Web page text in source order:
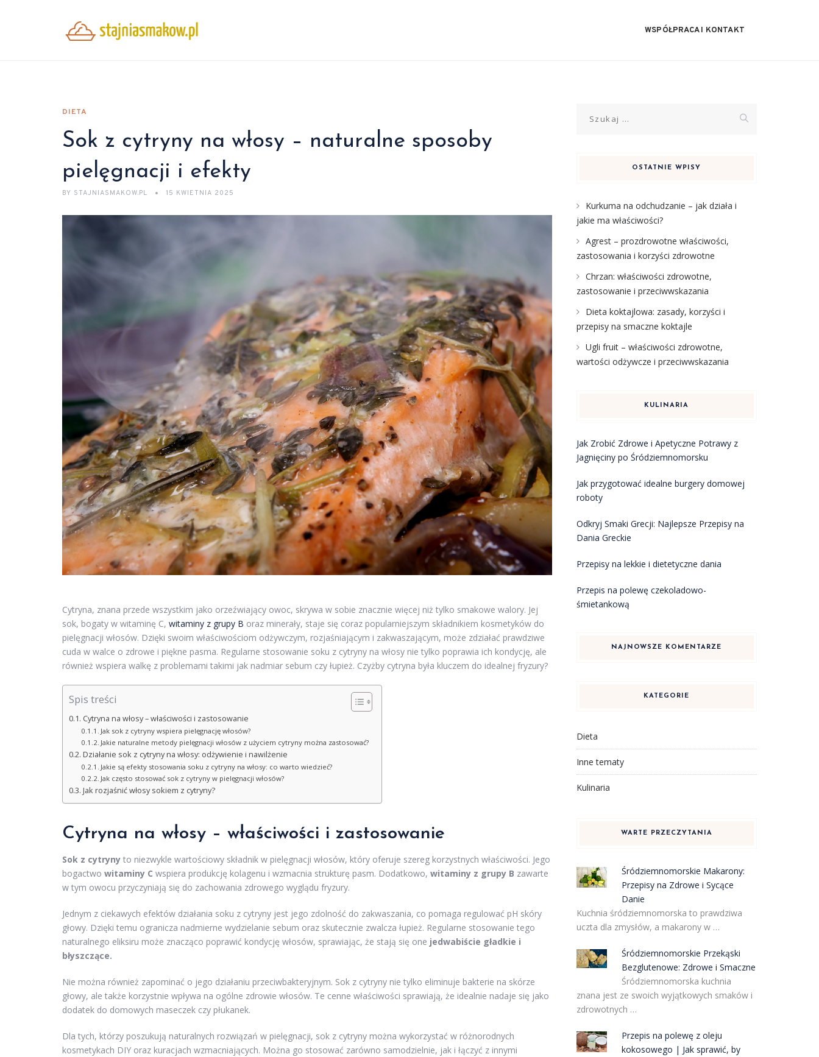
WSPÓŁPRACA I KONTAKT
DIETA
Sok z cytryny na włosy – naturalne sposoby
pielęgnacji i efekty
BY STAJNIASMAKOW.PL 15 KWIETNIA 2025
Cytryna, znana przede wszystkim jako orzeźwiający owoc, skrywa w sobie znacznie więcej niż tylko smakowe walory. Jej
sok, bogaty w witaminę C, witaminy z grupy B oraz minerały, staje się coraz popularniejszym składnikiem kosmetyków do
pielęgnacji włosów. Dzięki swoim właściwościom odżywczym, rozjaśniającym i zakwaszającym, może zdziałać prawdziwe
cuda w walce o zdrowe i piękne pasma. Regularne stosowanie soku z cytryny na włosy nie tylko poprawia ich kondycję, ale
również wspiera walkę z problemami takimi jak nadmiar sebum czy łupież. Czyżby cytryna była kluczem do idealnej fryzury?
Spis treści
Cytryna na włosy – właściwości i zastosowanie
Jak sok z cytryny wspiera pielęgnację włosów?
Jakie naturalne metody pielęgnacji włosów z użyciem cytryny można zastosować?
Działanie sok z cytryny na włosy: odżywienie i nawilżenie
Jakie są efekty stosowania soku z cytryny na włosy: co warto wiedzieć?
Jak często stosować sok z cytryny w pielęgnacji włosów?
Jak rozjaśnić włosy sokiem z cytryny?
Cytryna na włosy – właściwości i zastosowanie
Sok z cytryny to niezwykle wartościowy składnik w pielęgnacji włosów, który oferuje szereg korzystnych właściwości. Jego
bogactwo witaminy C wspiera produkcję kolagenu i wzmacnia strukturę pasm. Dodatkowo, witaminy z grupy B zawarte
w tym owocu przyczyniają się do zachowania zdrowego wyglądu fryzury.
Jednym z ciekawych efektów działania soku z cytryny jest jego zdolność do zakwaszania, co pomaga regulować pH skóry
głowy. Dzięki temu ogranicza nadmierne wydzielanie sebum oraz skutecznie zwalcza łupież. Regularne stosowanie tego
naturalnego eliksiru może znacząco poprawić kondycję włosów, sprawiając, że stają się one jedwabiście gładkie i
błyszczące.
Nie można również zapominać o jego działaniu przeciwbakteryjnym. Sok z cytryny nie tylko eliminuje bakterie na skórze
głowy, ale także korzystnie wpływa na ogólne zdrowie włosów. Te cenne właściwości sprawiają, że idealnie nadaje się jako
dodatek do domowych maseczek czy płukanek.
Dla tych, którzy poszukują naturalnych rozwiązań w pielęgnacji, sok z cytryny można wykorzystać w różnorodnych
kosmetykach DIY oraz kuracjach wzmacniających. Można go stosować zarówno samodzielnie, jak i łączyć z innymi
OSTATNIE WPISY
Kurkuma na odchudzanie – jak działa i
jakie ma właściwości?
Agrest – prozdrowotne właściwości,
zastosowania i korzyści zdrowotne
Chrzan: właściwości zdrowotne,
zastosowanie i przeciwwskazania
Dieta koktajlowa: zasady, korzyści i
przepisy na smaczne koktajle
Ugli fruit – właściwości zdrowotne,
wartości odżywcze i przeciwwskazania
KULINARIA
Jak Zrobić Zdrowe i Apetyczne Potrawy z
Jagnięciny po Śródziemnomorsku
Jak przygotować idealne burgery domowej
roboty
Odkryj Smaki Grecji: Najlepsze Przepisy na
Dania Greckie
Przepisy na lekkie i dietetyczne dania
Przepis na polewę czekoladowo-
śmietankową
NAJNOWSZE KOMENTARZE
KATEGORIE
Dieta
Inne tematy
Kulinaria
WARTE PRZECZYTANIA
Śródziemnomorskie Makarony:
Przepisy na Zdrowe i Sycące
Danie
Kuchnia śródziemnomorska to prawdziwa
uczta dla zmysłów, a makarony w …
Śródziemnomorskie Przekąski
Bezglutenowe: Zdrowe i Smaczne
Śródziemnomorska kuchnia
znana jest ze swoich wyjątkowych smaków i
zdrowotnych …
Przepis na polewę z oleju
kokosowego | Jak sprawić, by